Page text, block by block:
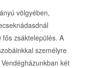
völgyében,
zsáktelepülés. A
személyre
két